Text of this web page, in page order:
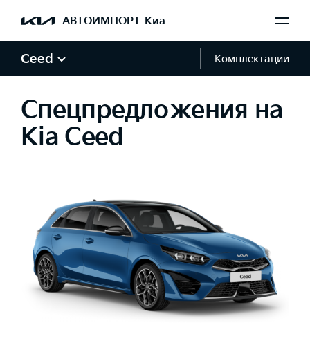
АВТОИМПОРТ-Киа
Ceed Комплектации
Спецпредложения на
Kia Ceed